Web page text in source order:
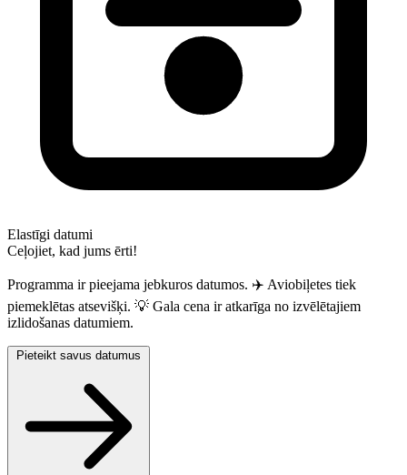
Elastīgi datumi
Ceļojiet, kad jums ērti!
Programma ir pieejama jebkuros datumos. ✈️ Aviobiļetes tiek
piemeklētas atsevišķi. 💡 Gala cena ir atkarīga no izvēlētajiem
izlidošanas datumiem.
Pieteikt savus datumus